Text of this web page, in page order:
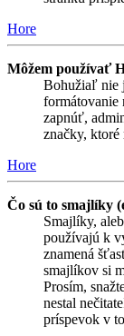
Hore
Môžem používať
Bohužiaľ nie
formátovanie
zapnúť,
značky,
Hore
Čo sú to smajlíky
Smajlíky,
používajú k
znamená
smajlíkov si
Prosím,
nestal
príspevok v